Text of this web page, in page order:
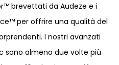
brevettati da Audeze e i
per offrire una qualità del
I nostri avanzati
sono almeno due volte più